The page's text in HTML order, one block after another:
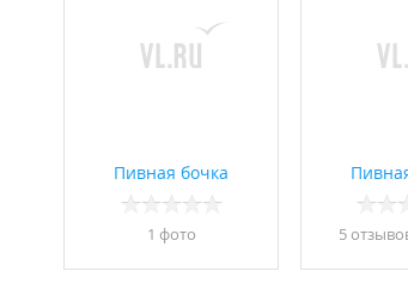
Пивная бочка
1 фото 5